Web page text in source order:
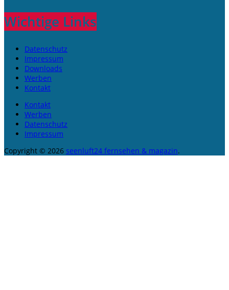
Wichtige Links
Datenschutz
Impressum
Downloads
Werben
Kontakt
Kontakt
Werben
Datenschutz
Impressum
Copyright © 2026 seenluft24 fernsehen & magazin.